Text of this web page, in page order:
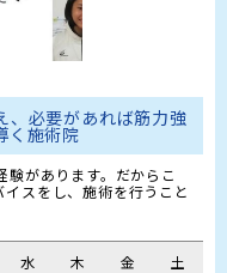
、必要があれば筋力強
く施術院
があります。だからこ
スをし、施術を行うこと
水 木 金 土